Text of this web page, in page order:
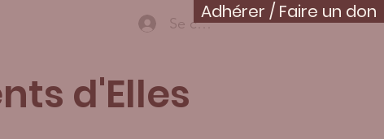
Adhérer / Faire un don
Se connecter
d'Elles